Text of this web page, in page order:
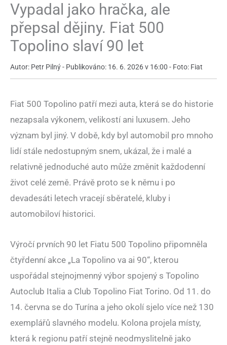
Vypadal jako hračka, ale
přepsal dějiny. Fiat 500
Topolino slaví 90 let
Autor: Petr Pilný - Publikováno: 16. 6. 2026 v 16:00 - Foto: Fiat
Fiat 500 Topolino patří mezi auta, která se do historie
nezapsala výkonem, velikostí ani luxusem. Jeho
význam byl jiný. V době, kdy byl automobil pro mnoho
lidí stále nedostupným snem, ukázal, že i malé a
relativně jednoduché auto může změnit každodenní
život celé země. Právě proto se k němu i po
devadesáti letech vracejí sběratelé, kluby i
automobiloví historici.
Výročí prvních 90 let Fiatu 500 Topolino připomněla
čtyřdenní akce „La Topolino va ai 90“, kterou
uspořádal stejnojmenný výbor spojený s Topolino
Autoclub Italia a Club Topolino Fiat Torino. Od 11. do
14. června se do Turína a jeho okolí sjelo více než 130
exemplářů slavného modelu. Kolona projela místy,
která k regionu patří stejně neodmyslitelně jako